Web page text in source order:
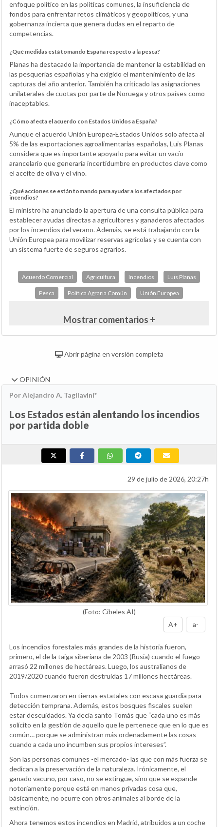
enfoque político en las políticas comunes, la insuficiencia de
fondos para enfrentar retos climáticos y geopolíticos, y una
gobernanza incierta que genera dudas en el reparto de
competencias.
¿Qué medidas está tomando España respecto a la pesca?
Planas ha destacado la importancia de mantener la estabilidad en
las pesquerías españolas y ha exigido el mantenimiento de las
capturas del año anterior. También ha criticado las asignaciones
unilaterales de cuotas por parte de Noruega y otros países como
inaceptables.
¿Cómo afecta el acuerdo con Estados Unidos a España?
Aunque el acuerdo Unión Europea-Estados Unidos solo afecta al
5% de las exportaciones agroalimentarias españolas, Luis Planas
considera que es importante apoyarlo para evitar un vacío
arancelario que generaría incertidumbre en productos clave como
el aceite de oliva y el vino.
¿Qué acciones se están tomando para ayudar a los afectados por
incendios?
El ministro ha anunciado la apertura de una consulta pública para
establecer ayudas directas a agricultores y ganaderos afectados
por los incendios del verano. Además, se está trabajando con la
Unión Europea para movilizar reservas agrícolas y se cuenta con
un sistema fuerte de seguros agrarios.
Acuerdo Comercial Agricultura Incendios Luis Planas
Pesca Política Agraria Común Unión Europea
Mostrar comentarios +
Abrir página en versión completa
OPINIÓN
Por Alejandro A. Tagliavini*
Los Estados están alentando los incendios
por partida doble
29 de julio de 2026, 20:27h
(Foto: Cibeles AI)
A+
a-
Los incendios forestales más grandes de la historia fueron,
primero, el de la taiga siberiana de 2003 (Rusia) cuando el fuego
arrasó 22 millones de hectáreas. Luego, los australianos de
2019/2020 cuando fueron destruidas 17 millones hectáreas.
Todos comenzaron en tierras estatales con escasa guardia para
detección temprana. Además, estos bosques fiscales suelen
estar descuidados. Ya decía santo Tomás que “cada uno es más
solícito en la gestión de aquello que le pertenece que en lo que es
común… porque se administran más ordenadamente las cosas
cuando a cada uno incumben sus propios intereses”.
Son las personas comunes -el mercado- las que con más fuerza se
dedican a la preservación de la naturaleza. Irónicamente, el
ganado vacuno, por caso, no se extingue, sino que se expande
notoriamente porque está en manos privadas cosa que,
básicamente, no ocurre con otros animales al borde de la
extinción.
Ahora tenemos estos incendios en Madrid, atribuidos a un coche